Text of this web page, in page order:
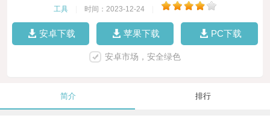
工具 时间：2023-12-24
安卓下载 苹果下载 PC下载
安卓市场，安全绿色
简介 排行